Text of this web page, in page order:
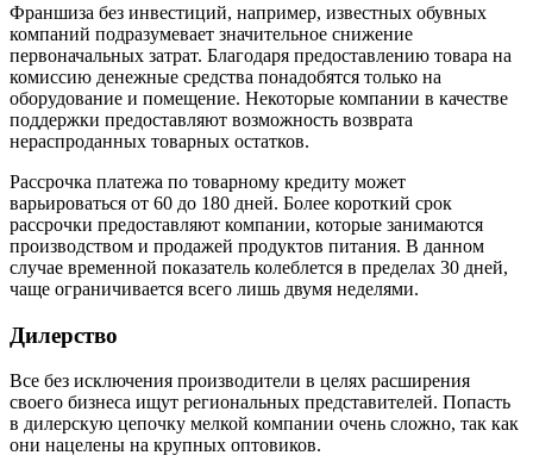
Франшиза без инвестиций, например, известных обувных
компаний подразумевает значительное снижение
первоначальных затрат. Благодаря предоставлению товара на
комиссию денежные средства понадобятся только на
оборудование и помещение. Некоторые компании в качестве
поддержки предоставляют возможность возврата
нераспроданных товарных остатков.
Рассрочка платежа по товарному кредиту может
варьироваться от 60 до 180 дней. Более короткий срок
рассрочки предоставляют компании, которые занимаются
производством и продажей продуктов питания. В данном
случае временной показатель колеблется в пределах 30 дней,
чаще ограничивается всего лишь двумя неделями.
Дилерство
Все без исключения производители в целях расширения
своего бизнеса ищут региональных представителей. Попасть
в дилерскую цепочку мелкой компании очень сложно, так как
они нацелены на крупных оптовиков.